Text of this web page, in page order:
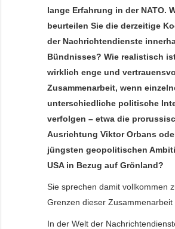
lange Erfahrung in der NATO.
beurteilen Sie die derzeitige
der Nachrichtendienste
Bündnisses? Wie realistisch
wirklich enge und
Zusammenarbeit, wenn
unterschiedliche politische
verfolgen – etwa die
Ausrichtung Viktor Orbans
jüngsten geopolitischen
USA in Bezug auf Grönland?
Sie sprechen damit vollkommen
Grenzen dieser Zusammenarbeit
In der Welt der